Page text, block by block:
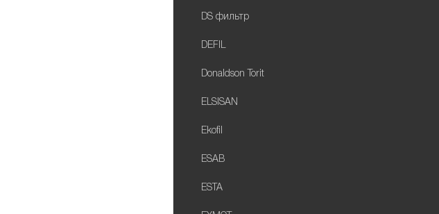
DS фильтр
DEFIL
Donaldson Torit
ELSISAN
Ekofil
ESAB
ESTA